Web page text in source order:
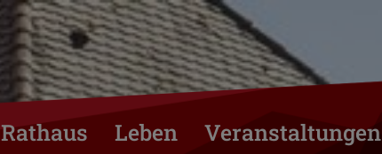
Rathaus Leben Veranstaltungen